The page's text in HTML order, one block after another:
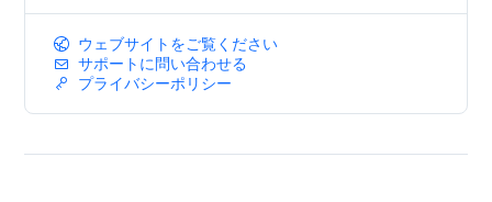
ウェブサイトをご覧ください
サポートに問い合わせる
プライバシーポリシー